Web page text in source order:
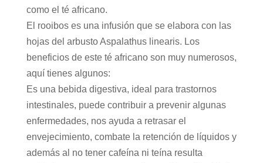
como el té africano.
El rooibos es una infusión que se elabora con las
hojas del arbusto Aspalathus linearis. Los
beneficios de este té africano son muy numerosos,
aquí tienes algunos:
Es una bebida digestiva, ideal para trastornos
intestinales, puede contribuir a prevenir algunas
enfermedades, nos ayuda a retrasar el
envejecimiento, combate la retención de líquidos y
además al no tener cafeína ni teína resulta